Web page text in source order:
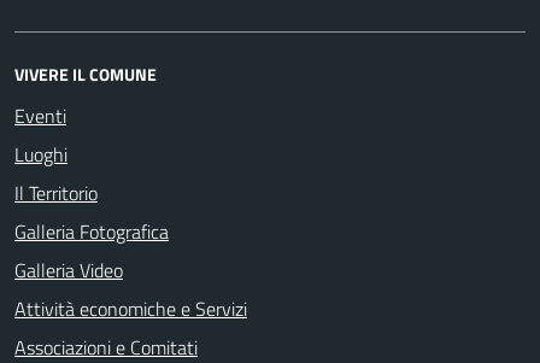
VIVERE IL COMUNE
Eventi
Luoghi
Il Territorio
Galleria Fotografica
Galleria Video
Attività economiche e Servizi
Associazioni e Comitati